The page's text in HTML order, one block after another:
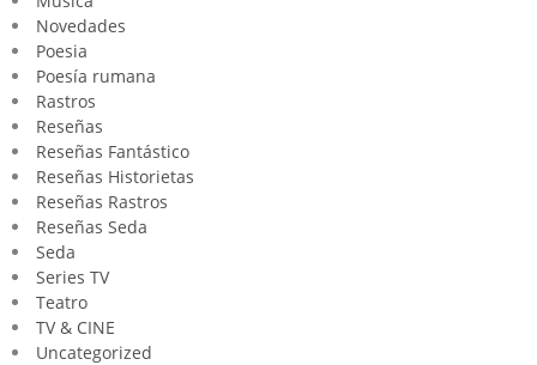
Novedades
Poesia
Poesía rumana
Rastros
Reseñas
Reseñas Fantástico
Reseñas Historietas
Reseñas Rastros
Reseñas Seda
Seda
Series TV
Teatro
TV & CINE
Uncategorized